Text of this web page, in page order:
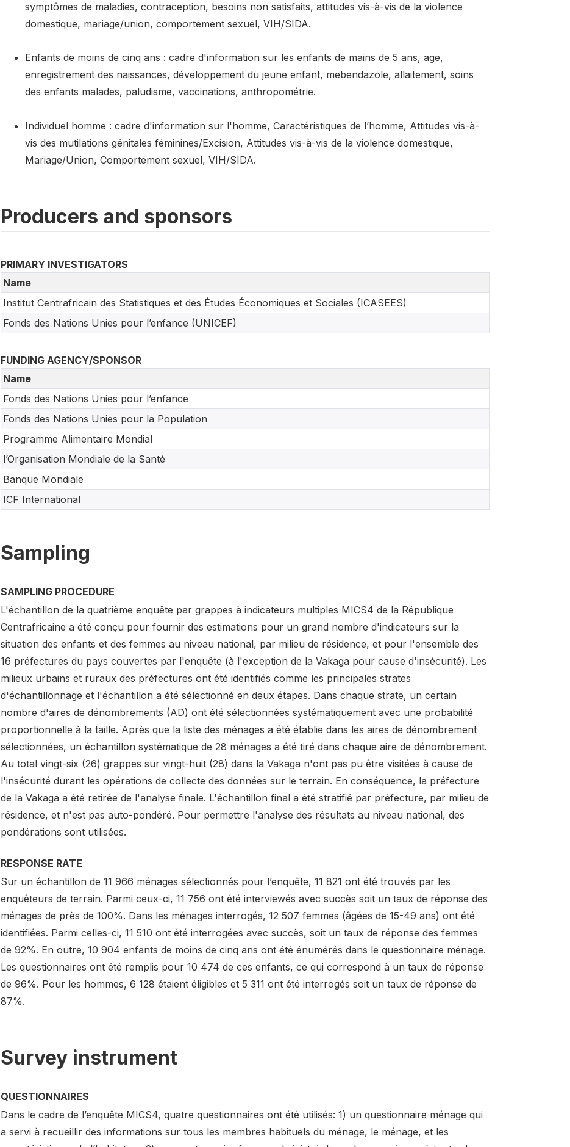
symptômes de maladies, contraception, besoins non satisfaits, attitudes vis-à-vis de la violence
domestique, mariage/union, comportement sexuel, VIH/SIDA.
Enfants de moins de cinq ans : cadre d'information sur les enfants de mains de 5 ans, age,
enregistrement des naissances, développement du jeune enfant, mebendazole, allaitement, soins
des enfants malades, paludisme, vaccinations, anthropométrie.
Individuel homme : cadre d'information sur l'homme, Caractéristiques de l’homme, Attitudes vis-à-
vis des mutilations génitales féminines/Excision, Attitudes vis-à-vis de la violence domestique,
Mariage/Union, Comportement sexuel, VIH/SIDA.
Producers and sponsors
PRIMARY INVESTIGATORS
Name
Institut Centrafricain des Statistiques et des Études Économiques et Sociales (ICASEES)
Fonds des Nations Unies pour l’enfance (UNICEF)
FUNDING AGENCY/SPONSOR
Name
Fonds des Nations Unies pour l’enfance
Fonds des Nations Unies pour la Population
Programme Alimentaire Mondial
l’Organisation Mondiale de la Santé
Banque Mondiale
ICF International
Sampling
SAMPLING PROCEDURE
L'échantillon de la quatrième enquête par grappes à indicateurs multiples MICS4 de la République
Centrafricaine a été conçu pour fournir des estimations pour un grand nombre d'indicateurs sur la
situation des enfants et des femmes au niveau national, par milieu de résidence, et pour l'ensemble des
16 préfectures du pays couvertes par l'enquête (à l'exception de la Vakaga pour cause d'insécurité). Les
milieux urbains et ruraux des préfectures ont été identifiés comme les principales strates
d'échantillonnage et l'échantillon a été sélectionné en deux étapes. Dans chaque strate, un certain
nombre d'aires de dénombrements (AD) ont été sélectionnées systématiquement avec une probabilité
proportionnelle à la taille. Après que la liste des ménages a été établie dans les aires de dénombrement
sélectionnées, un échantillon systématique de 28 ménages a été tiré dans chaque aire de dénombrement.
Au total vingt-six (26) grappes sur vingt-huit (28) dans la Vakaga n'ont pas pu être visitées à cause de
l'insécurité durant les opérations de collecte des données sur le terrain. En conséquence, la préfecture
de la Vakaga a été retirée de l'analyse finale. L'échantillon final a été stratifié par préfecture, par milieu de
résidence, et n'est pas auto-pondéré. Pour permettre l'analyse des résultats au niveau national, des
pondérations sont utilisées.
RESPONSE RATE
Sur un échantillon de 11 966 ménages sélectionnés pour l’enquête, 11 821 ont été trouvés par les
enquêteurs de terrain. Parmi ceux-ci, 11 756 ont été interviewés avec succès soit un taux de réponse des
ménages de près de 100%. Dans les ménages interrogés, 12 507 femmes (âgées de 15-49 ans) ont été
identifiées. Parmi celles-ci, 11 510 ont été interrogées avec succès, soit un taux de réponse des femmes
de 92%. En outre, 10 904 enfants de moins de cinq ans ont été énumérés dans le questionnaire ménage.
Les questionnaires ont été remplis pour 10 474 de ces enfants, ce qui correspond à un taux de réponse
de 96%. Pour les hommes, 6 128 étaient éligibles et 5 311 ont été interrogés soit un taux de réponse de
87%.
Survey instrument
QUESTIONNAIRES
Dans le cadre de l’enquête MICS4, quatre questionnaires ont été utilisés: 1) un questionnaire ménage qui
a servi à recueillir des informations sur tous les membres habituels du ménage, le ménage, et les